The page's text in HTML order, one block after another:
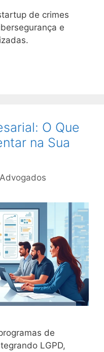
de crimes
e
O Que
na Sua
de
LGPD,